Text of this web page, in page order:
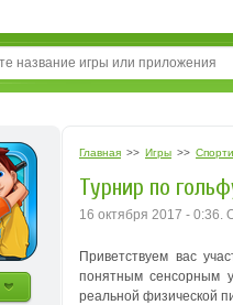
Главная >> Игры >>
Турнир по
16 октября 2017 - 0:36.
Приветствуем вас
понятным сенсорным
реальной физической